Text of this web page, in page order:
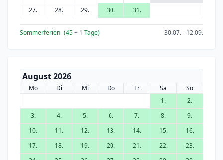
27.
28. 29. 30. 31.
Sommerferien (45+ 1 Tage) 30.07. - 12.09.
August 2026
Mo Di Mi Do Fr Sa
So
1.
2.
3.
4. 5. 6. 7. 8.
9.
10.
11. 12. 13. 14. 15.
16.
17.
18. 19. 20. 21. 22.
23.